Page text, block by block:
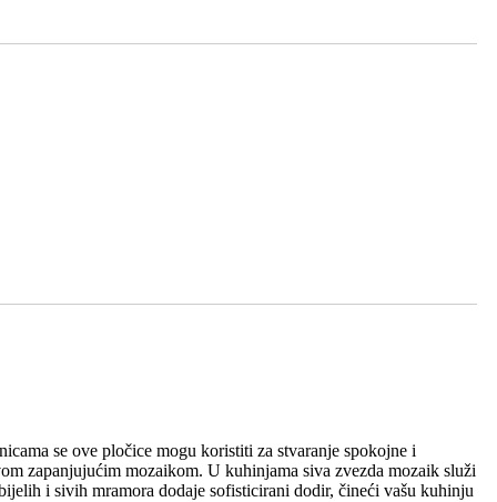
se ove pločice mogu koristiti za stvaranje spokojne i
zapanjujućim mozaikom. U kuhinjama siva zvezda mozaik služi
i sivih mramora dodaje sofisticirani dodir, čineći vašu kuhinju